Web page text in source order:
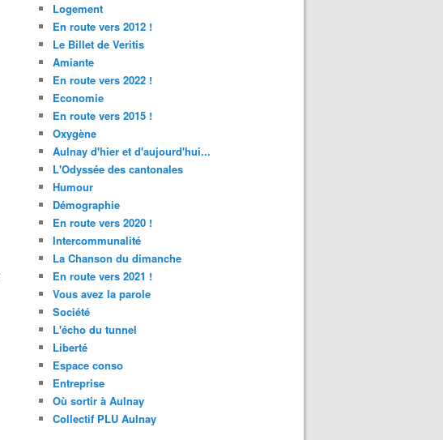
Logement
En route vers 2012 !
Le Billet de Veritis
Amiante
En route vers 2022 !
Economie
En route vers 2015 !
Oxygène
Aulnay d'hier et d'aujourd'hui...
L'Odyssée des cantonales
Humour
Démographie
En route vers 2020 !
Intercommunalité
La Chanson du dimanche
En route vers 2021 !
Vous avez la parole
Société
L'écho du tunnel
Liberté
Espace conso
Entreprise
Où sortir à Aulnay
Collectif PLU Aulnay